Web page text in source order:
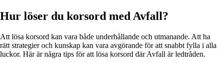
Hur löser du korsord med Avfall?
Att lösa korsord kan vara både underhållande och utmanande. Att ha
rätt strategier och kunskap kan vara avgörande för att snabbt fylla i alla
luckor. Här är några tips för att lösa korsord där Avfall är ledtråden.